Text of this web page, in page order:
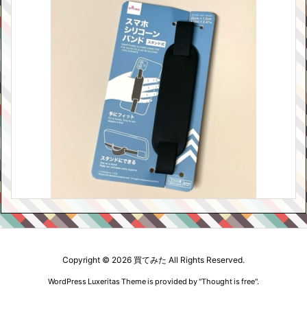
Copyright © 2026 買てみた All Rights Reserved.
WordPress Luxeritas Theme is provided by "Thought is free".